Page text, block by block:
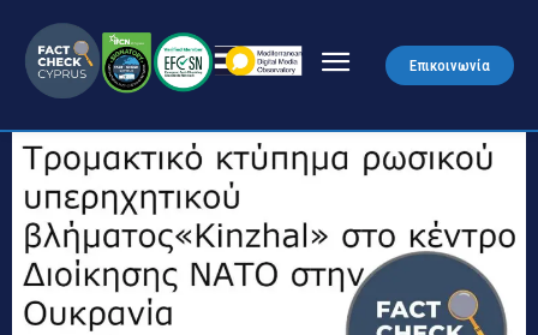
Επικοινωνία